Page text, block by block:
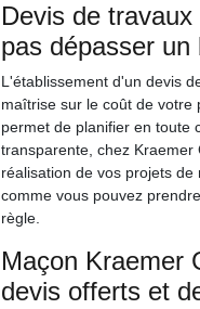
Devis de
pas dépasser un
L'établissement d'un devis
maîtrise sur le coût de votre
permet de planifier en toute
transparente, chez Kraemer
réalisation de vos projets
comme vous pouvez
règle.
Maçon Kraemer
devis offerts et